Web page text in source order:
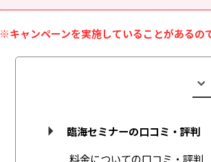
※キャンペーンを実施していることがあるの
臨海セミナーの口コミ・評判
料金についての口コミ・評判